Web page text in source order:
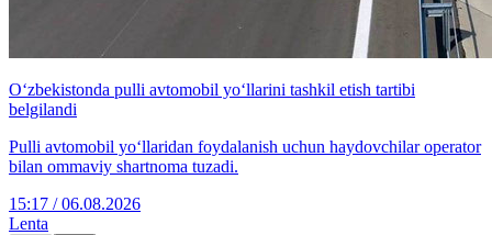
O‘zbekistonda pulli avtomobil yo‘llarini tashkil etish tartibi
belgilandi
Pulli avtomobil yo‘llaridan foydalanish uchun haydovchilar operator
bilan ommaviy shartnoma tuzadi.
15:17 / 06.08.2026
Lenta